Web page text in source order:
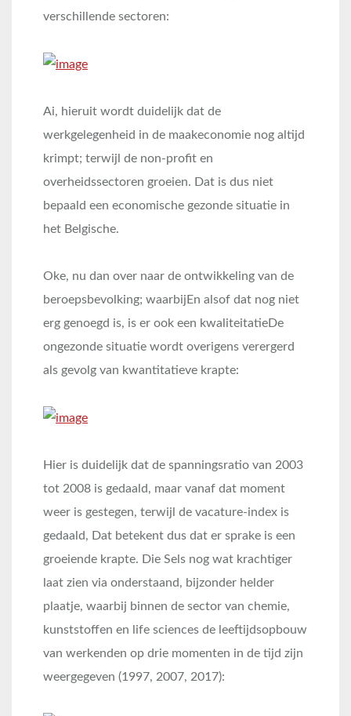
verschillende sectoren:
Ai, hieruit wordt duidelijk dat de
werkgelegenheid in de maakeconomie nog altijd
krimpt; terwijl de non-profit en
overheidssectoren groeien. Dat is dus niet
bepaald een economische gezonde situatie in
het Belgische.
Oke, nu dan over naar de ontwikkeling van de
beroepsbevolking; waarbijEn alsof dat nog niet
erg genoegd is, is er ook een kwaliteitatieDe
ongezonde situatie wordt overigens verergerd
als gevolg van kwantitatieve krapte:
Hier is duidelijk dat de spanningsratio van 2003
tot 2008 is gedaald, maar vanaf dat moment
weer is gestegen, terwijl de vacature-index is
gedaald, Dat betekent dus dat er sprake is een
groeiende krapte. Die Sels nog wat krachtiger
laat zien via onderstaand, bijzonder helder
plaatje, waarbij binnen de sector van chemie,
kunststoffen en life sciences de leeftijdsopbouw
van werkenden op drie momenten in de tijd zijn
weergegeven (1997, 2007, 2017):